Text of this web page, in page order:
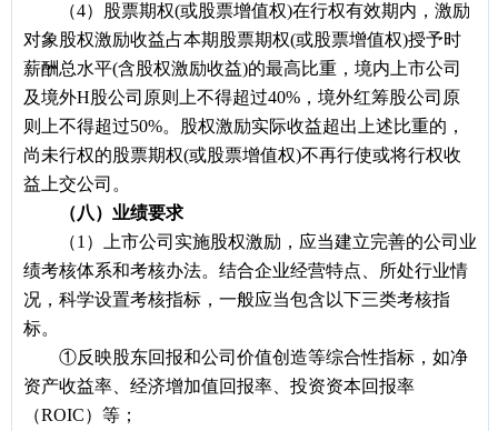
（4）股票期权(或股票增值权)在行权有效期内，激励
对象股权激励收益占本期股票期权(或股票增值权)授予时
薪酬总水平(含股权激励收益)的最高比重，境内上市公司
及境外H股公司原则上不得超过40%，境外红筹股公司原
则上不得超过50%。股权激励实际收益超出上述比重的，
尚未行权的股票期权(或股票增值权)不再行使或将行权收
益上交公司。
（八）业绩要求
（1）上市公司实施股权激励，应当建立完善的公司业
绩考核体系和考核办法。结合企业经营特点、所处行业情
况，科学设置考核指标，一般应当包含以下三类考核指
标。
①反映股东回报和公司价值创造等综合性指标，如净
资产收益率、经济增加值回报率、投资资本回报率
（ROIC）等；